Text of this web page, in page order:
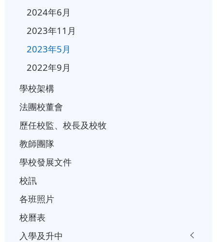
2024年6月
2023年11月
2023年5月
2022年9月
學校架構
法團校董會
歷任校監、校長及校牧
教師團隊
學校發展文件
校訊
各班照片
校曆表
入學及升中